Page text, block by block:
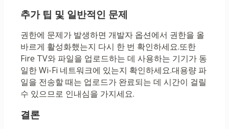
추가 팁 및 일반적인 문제
권한에 문제가 발생하면 개발자 옵션에서 권한을 올
바르게 활성화했는지 다시 한 번 확인하세요.또한
Fire TV와 파일을 업로드하는 데 사용하는 기기가 동
일한 Wi-Fi 네트워크에 있는지 확인하세요.대용량 파
일을 전송할 때는 업로드가 완료되는 데 시간이 걸릴
수 있으므로 인내심을 가지세요.
결론